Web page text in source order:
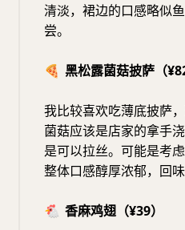
清淡，裙边的口感略似
尝。
🍕 黑松露菌菇披萨（¥82
我比较喜欢吃薄底披萨
菌菇应该是店家的拿手
是可以拉丝。可能是考
整体口感醇厚浓郁，回味
🐔 香麻鸡翅（¥39）